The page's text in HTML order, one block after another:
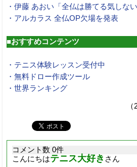
・伊藤 あおい「全仏は勝てる気しな
・アルカラス 全仏OP欠場を発表
■おすすめコンテンツ
・テニス体験レッスン受付中
・無料ドロー作成ツール
・世界ランキング
コメント数 0件
こんにちはテニス大好き さん